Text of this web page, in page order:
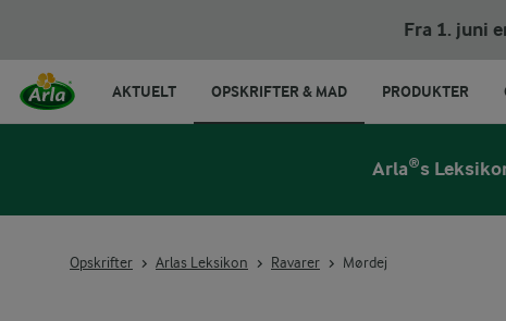
Fra 1. juni
AKTUELT OPSKRIFTER & MAD PRODUKTER
Arla®s
Opskrifter Arlas Leksikon Ravarer Mørdej